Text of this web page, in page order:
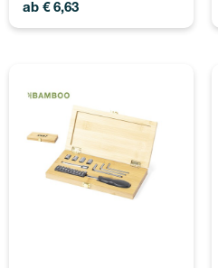
ab €6,63